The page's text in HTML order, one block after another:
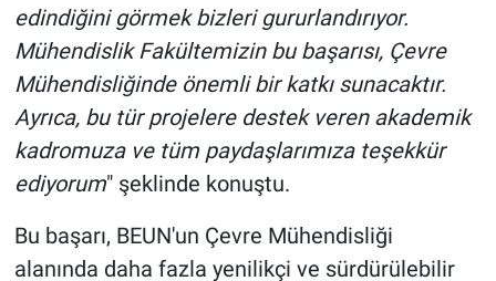
edindiğini görmek bizleri gururlandırıyor.
Mühendislik Fakültemizin bu başarısı, Çevre
Mühendisliğinde önemli bir katkı sunacaktır.
Ayrıca, bu tür projelere destek veren akademik
kadromuza ve tüm paydaşlarımıza teşekkür
ediyorum" şeklinde konuştu.
Bu başarı, BEUN'un Çevre Mühendisliği
alanında daha fazla yenilikçi ve sürdürülebilir